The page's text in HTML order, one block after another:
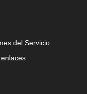
del Servicio